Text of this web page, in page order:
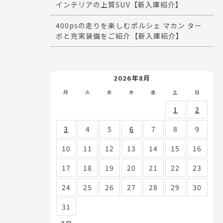
インテリアの上質SUV【新入庫紹介】
400psの走りを楽しむポルシェ マカン ター
ボと充実装備をご紹介【新入庫紹介】
2026年8月
月 火 水 木 金 土 日
1
2
3
4 5 6 7 8
9
10
11 12 13 14 15
16
17
18 19 20 21 22
23
24
25 26 27 28 29
30
31